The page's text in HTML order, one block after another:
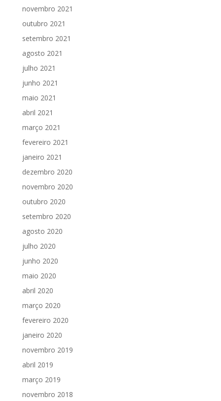
novembro 2021
outubro 2021
setembro 2021
agosto 2021
julho 2021
junho 2021
maio 2021
abril 2021
março 2021
fevereiro 2021
janeiro 2021
dezembro 2020
novembro 2020
outubro 2020
setembro 2020
agosto 2020
julho 2020
junho 2020
maio 2020
abril 2020
março 2020
fevereiro 2020
janeiro 2020
novembro 2019
abril 2019
março 2019
novembro 2018